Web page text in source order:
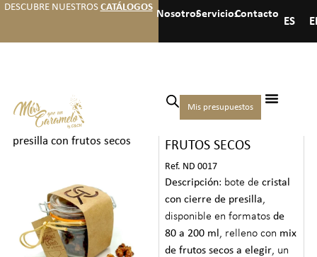
DESCUBRE NUESTROS CATÁLOGOS
NosotrosServiciosContacto
ES
Mis presupuestos
Inicio/
Frutos secos y
snacks/Frutos secos
presilla con frutos secos
TARRO PRESILLA CON
FRUTOS SECOS
Ref. ND 0017
Descripción: bote decristal
con cierre de presilla,
disponible en formatosde
80 a 200 ml, relleno con mix
de frutos secos a elegir, un